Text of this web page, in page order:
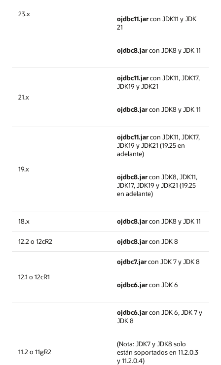
23.x
ojdbc11.jarcon JDK11 y JDK
21
ojdbc8.jarcon JDK8 y JDK 11
21.x
ojdbc11.jarcon JDK11, JDK17,
JDK19 y JDK21
ojdbc8.jarcon JDK8 y JDK 11
19.x
ojdbc11.jarcon JDK11, JDK17,
JDK19 y JDK21 (19.25 en
adelante)
ojdbc8.jarcon JDK8, JDK11,
JDK17, JDK19 y JDK21 (19.25
en adelante)
18.x ojdbc8.jarcon JDK8 y JDK 11
12.2 o 12cR2 ojdbc8.jarcon JDK 8
12.1 o 12cR1
ojdbc7.jarcon JDK 7 y JDK 8
ojdbc6.jarcon JDK 6
11.2 o 11gR2
ojdbc6.jarcon JDK 6, JDK 7 y
JDK 8
(Nota: JDK7 y JDK8 solo
están soportados en 11.2.0.3
y 11.2.0.4)